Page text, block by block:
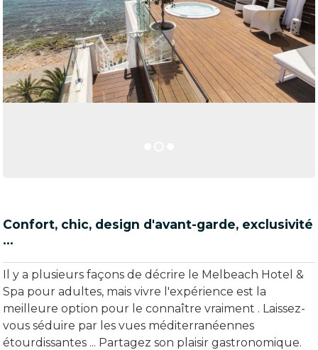
Confort, chic, design d'avant-garde, exclusivité
…
Il y a plusieurs façons de décrire le Melbeach Hotel &
Spa pour adultes, mais vivre l'expérience est la
meilleure option pour le connaître vraiment . Laissez-
vous séduire par les vues méditerranéennes
étourdissantes ... Partagez son plaisir gastronomique.